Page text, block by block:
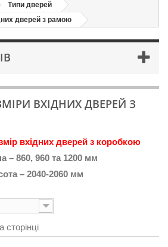
Типи дверей
дверей з рамою
ВХІДНИХ ДВЕРЕЙ З
вхідних дверей з коробкою
– 860, 960 та 1200 мм
– 2040-2060 мм
сторінці